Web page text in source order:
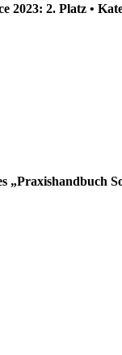
2023: 2. Platz •
„Praxishandbuch